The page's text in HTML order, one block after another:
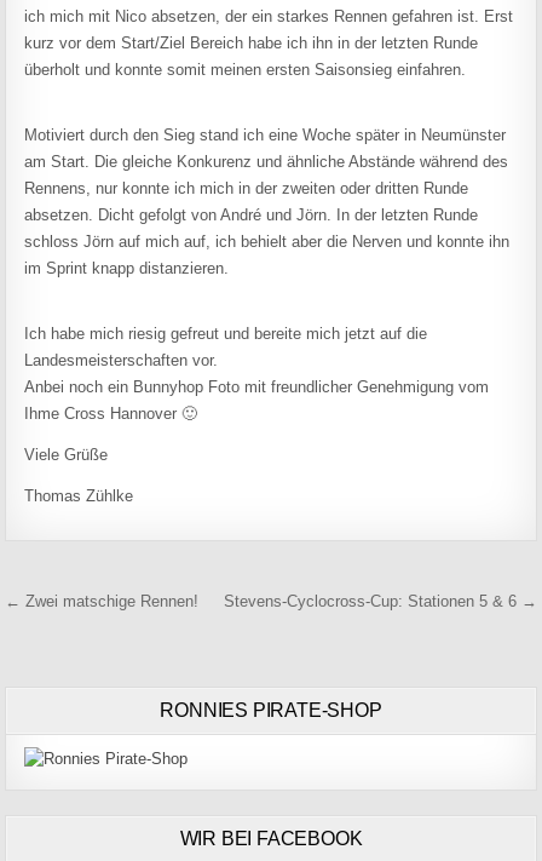
ich mich mit Nico absetzen, der ein starkes Rennen gefahren ist. Erst
kurz vor dem Start/Ziel Bereich habe ich ihn in der letzten Runde
überholt und konnte somit meinen ersten Saisonsieg einfahren.
Motiviert durch den Sieg stand ich eine Woche später in Neumünster
am Start. Die gleiche Konkurenz und ähnliche Abstände während des
Rennens, nur konnte ich mich in der zweiten oder dritten Runde
absetzen. Dicht gefolgt von André und Jörn. In der letzten Runde
schloss Jörn auf mich auf, ich behielt aber die Nerven und konnte ihn
im Sprint knapp distanzieren.
Ich habe mich riesig gefreut und bereite mich jetzt auf die
Landesmeisterschaften vor.
Anbei noch ein Bunnyhop Foto mit freundlicher Genehmigung vom
Ihme Cross Hannover 🙂
Viele Grüße
Thomas Zühlke
Beitragsnavigation
← Zwei matschige Rennen! Stevens-Cyclocross-Cup: Stationen 5 & 6 →
RONNIES PIRATE-SHOP
WIR BEI FACEBOOK